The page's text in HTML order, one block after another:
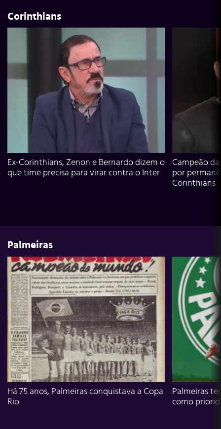
Corinthians
Ex-Corinthians, Zenon e Bernardo dizem o
que time precisa para virar contra o Inter
Campeão
por
Corinthians
Palmeiras
Há 75 anos, Palmeiras conquistava a Copa
Rio
Palmeiras
como